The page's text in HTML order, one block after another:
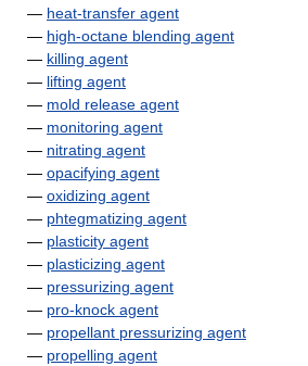
— heat-transfer agent
— high-octane blending agent
— killing agent
— lifting agent
— mold release agent
— monitoring agent
— nitrating agent
— opacifying agent
— oxidizing agent
— phtegmatizing agent
— plasticity agent
— plasticizing agent
— pressurizing agent
— pro-knock agent
— propellant pressurizing agent
— propelling agent